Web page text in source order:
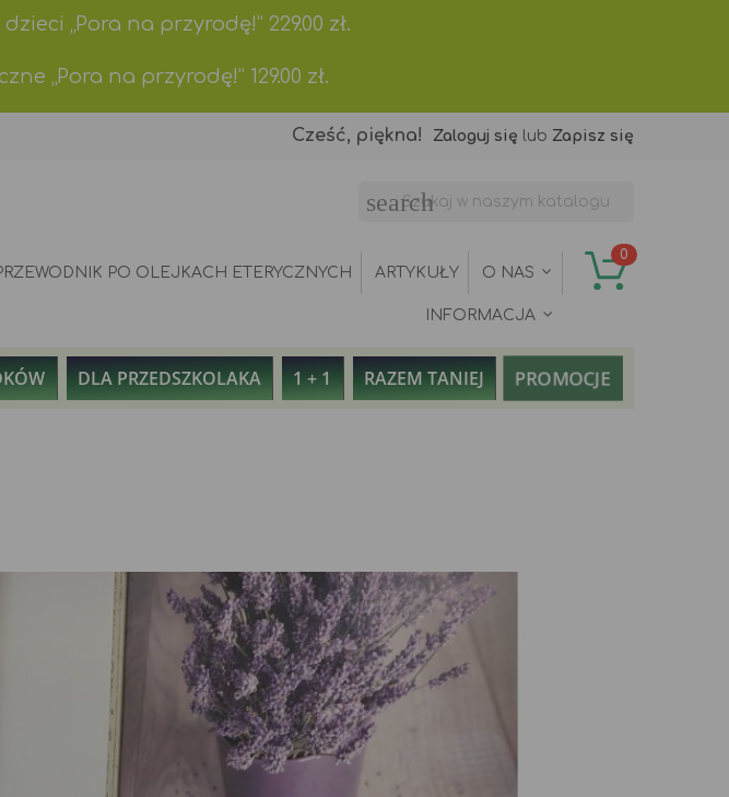
„Pora na przyrodę!” 229.00 zł.
„Pora na przyrodę!” 129.00 zł.
Cześć, piękna! Zaloguj się lub Zapisz się
search
PO OLEJKACH ETERYCZNYCH ARTYKUŁY O NAS
INFORMACJA
0
DLA PRZEDSZKOLAKA 1 + 1 RAZEM TANIEJ PROMOCJE